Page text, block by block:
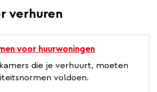
verhuren
voor huurwoningen
die je verhuurt, moeten
voldoen.